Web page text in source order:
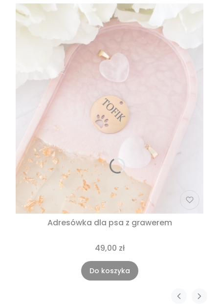
Adresówka dla psa z grawerem
49,00 zł
Do koszyka